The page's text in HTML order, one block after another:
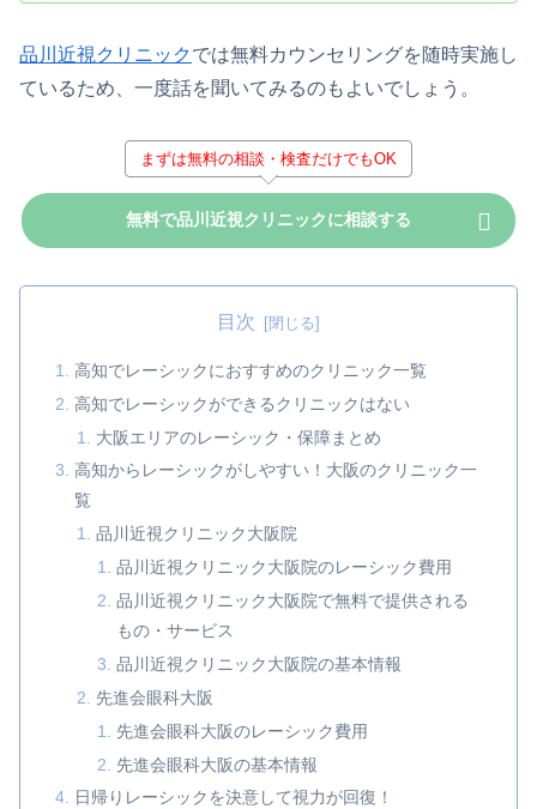
品川近視クリニックでは無料カウンセリングを随時実施し
ているため、一度話を聞いてみるのもよいでしょう。
まずは無料の相談・検査だけでもOK
無料で品川近視クリニックに相談する
目次
高知でレーシックにおすすめのクリニック一覧
高知でレーシックができるクリニックはない
大阪エリアのレーシック・保障まとめ
高知からレーシックがしやすい！大阪のクリニック一
覧
品川近視クリニック大阪院
品川近視クリニック大阪院のレーシック費用
品川近視クリニック大阪院で無料で提供される
もの・サービス
品川近視クリニック大阪院の基本情報
先進会眼科大阪
先進会眼科大阪のレーシック費用
先進会眼科大阪の基本情報
日帰りレーシックを決意して視力が回復！